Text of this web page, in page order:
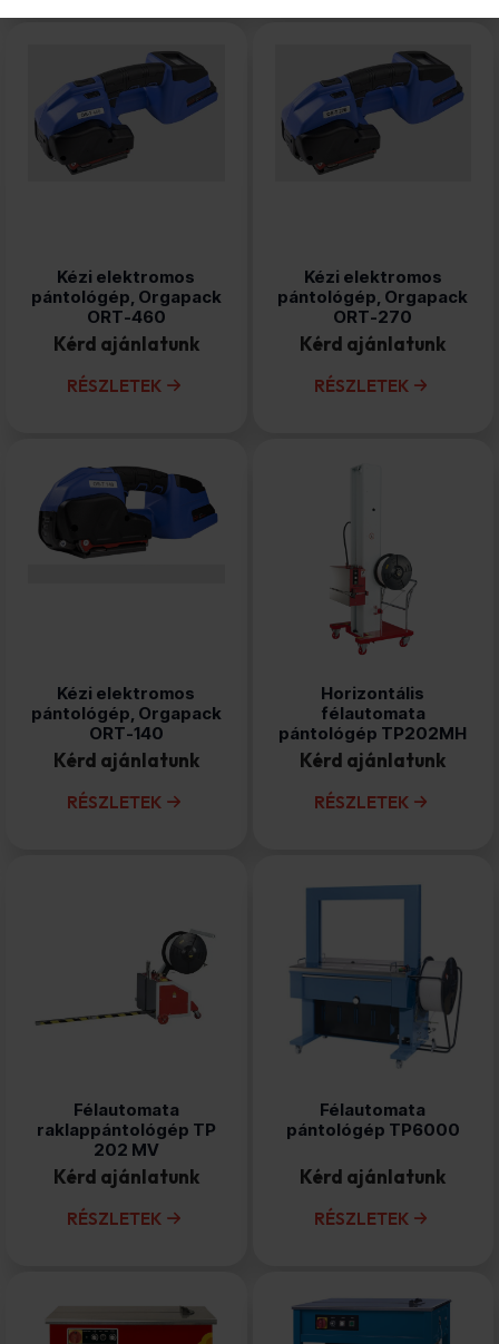
Kézi elektromos
pántológép, Orgapack
ORT-460
Kérd ajánlatunk
RÉSZLETEK
Kézi elektromos
pántológép, Orgapack
ORT-270
Kérd ajánlatunk
RÉSZLETEK
Kézi elektromos
pántológép, Orgapack
ORT-140
Kérd ajánlatunk
RÉSZLETEK
Horizontális
félautomata
pántológép TP202MH
Kérd ajánlatunk
RÉSZLETEK
Félautomata
raklappántológép TP
202 MV
Kérd ajánlatunk
RÉSZLETEK
Félautomata
pántológép TP6000
Kérd ajánlatunk
RÉSZLETEK